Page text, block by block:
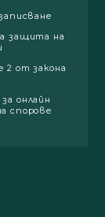
защита на
2 от закона
онлайн
спорове